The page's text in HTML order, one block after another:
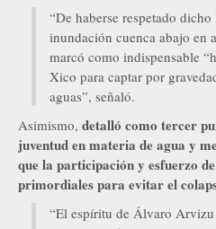
“De haberse respetado
inundación cuenca abajo en
marcó como indispensable
Xico para captar por
aguas”, señaló.
Asimismo, detalló como tercer
juventud en materia de agua y
que la participación y esfuerzo
primordiales para evitar el
“El espíritu de Álvaro